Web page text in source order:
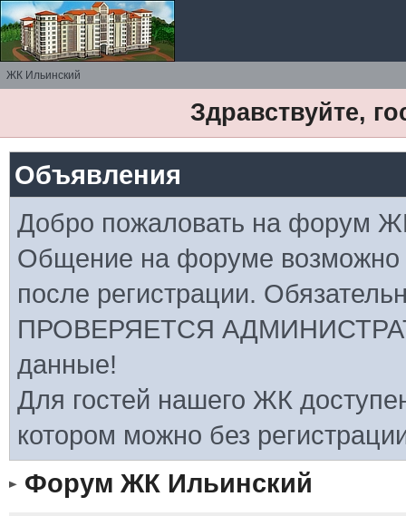
ЖК Ильинский
Здравствуйте,
Объявления
Добро пожаловать на форум
Общение на форуме
после регистрации.
ПРОВЕРЯЕТСЯ
данные!
Для гостей нашего ЖК
котором можно без
Форум ЖК Ильинский